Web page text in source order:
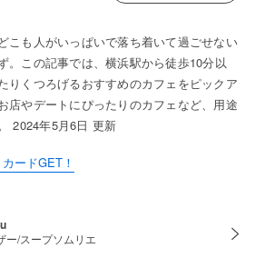
こも人がいっぱいで落ち着いて過ごせない
。この記事では、横浜駅から徒歩10分以
りくつろげるおすすめのカフェをピックア
店やデートにぴったりのカフェなど、用途
2024年5月6日 更新
ードGET！
ー/スープソムリエ